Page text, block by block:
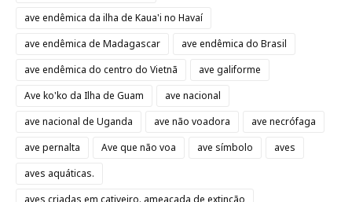
ave endêmica da ilha de Kaua'i no Havaí
ave endêmica de Madagascar
ave endêmica do Brasil
ave endêmica do centro do Vietnã
ave galiforme
Ave ko'ko da Ilha de Guam
ave nacional
ave nacional de Uganda
ave não voadora
ave necrófaga
ave pernalta
Ave que não voa ave símbolo
aves
aves aquáticas.
aves criadas em cativeiro. ameaçada de extinção